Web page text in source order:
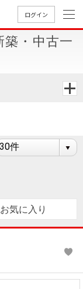
ログイン
案内（関
西）
Way
ニュース
築・中古一
お気に入り